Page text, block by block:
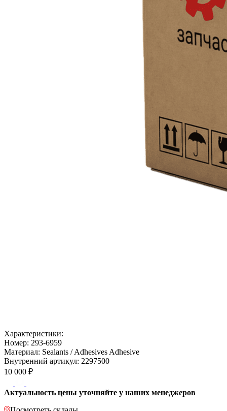
Характеристики:
Номер: 293-6959
Материал: Sealants / Adhesives Adhesive
Внутренний артикул: 2297500
10 000 ₽
Актуальность цены уточняйте у наших менеджеров